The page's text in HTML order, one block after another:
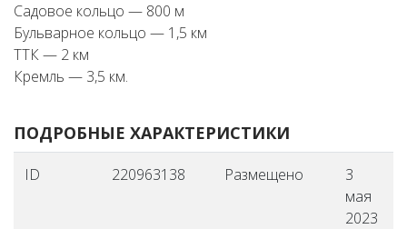
Садовое кольцо — 800 м
Бульварное кольцо — 1,5 км
ТТК — 2 км
Кремль — 3,5 км.
ПОДРОБНЫЕ ХАРАКТЕРИСТИКИ
ID 220963138 Размещено
3
мая
2023